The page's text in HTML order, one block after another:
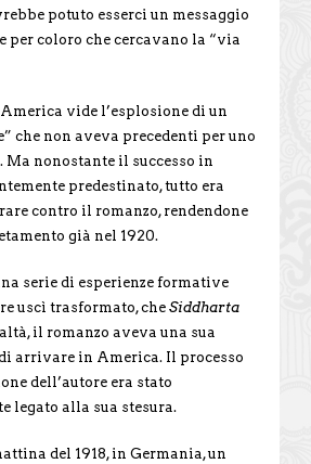
potuto esserci un messaggio
per coloro che cercavano la “via
vide l’esplosione di un
che non aveva precedenti per uno
Ma nonostante il successo in
predestinato, tutto era
contro il romanzo, rendendone
già nel 1920.
serie di esperienze formative
uscì trasformato, che Siddharta
il romanzo aveva una sua
arrivare in America. Il processo
dell’autore era stato
legato alla sua stesura.
del 1918, in Germania, un